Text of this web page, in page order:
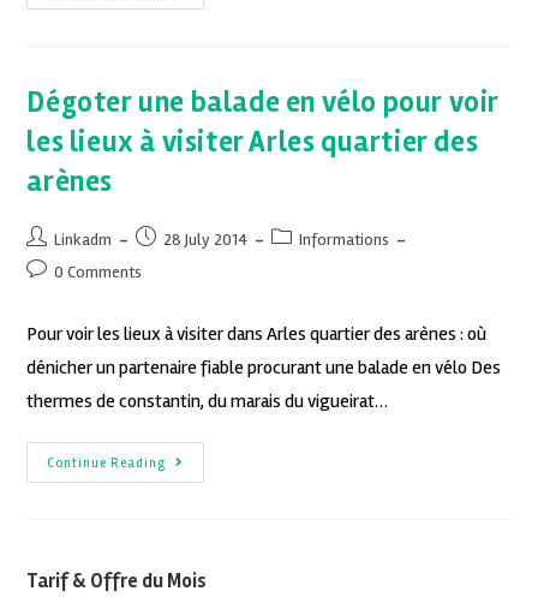
Dégoter une balade en vélo pour voir
les lieux à visiter Arles quartier des
arènes
Linkadm 28 July 2014
Informations
0 Comments
Pour voir les lieux à visiter dans Arles quartier des arènes : où
dénicher un partenaire fiable procurant une balade en vélo Des
thermes de constantin, du marais du vigueirat…
Continue Reading
Tarif & Offre du Mois